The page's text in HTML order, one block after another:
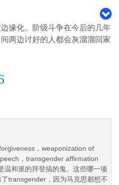
缘化。阶级斗争在今后的几年
两边讨好的人都会灰溜溜回家
，weaponization of
，transgender affirmation
温和派的拜登搞的鬼。这些哪一项
transgender，因为马克思都想不